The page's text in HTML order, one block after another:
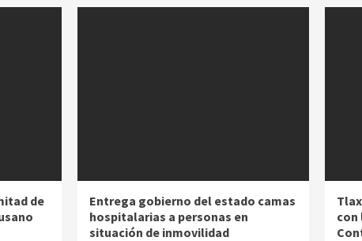
de
Entrega gobierno del estado camas
hospitalarias a personas en
situación de inmovilidad
con